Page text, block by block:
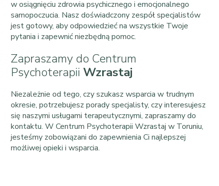
w osiągnięciu zdrowia psychicznego i emocjonalnego
samopoczucia. Nasz doświadczony zespół specjalistów
jest gotowy, aby odpowiedzieć na wszystkie Twoje
pytania i zapewnić niezbędną pomoc.
Zapraszamy do Centrum
PsychoterapiiWzrastaj
Niezależnie od tego, czy szukasz wsparcia w trudnym
okresie, potrzebujesz porady specjalisty, czy interesujesz
się naszymi usługami terapeutycznymi, zapraszamy do
kontaktu. W Centrum Psychoterapii Wzrastaj w Toruniu,
jesteśmy zobowiązani do zapewnienia Ci najlepszej
możliwej opieki i wsparcia.